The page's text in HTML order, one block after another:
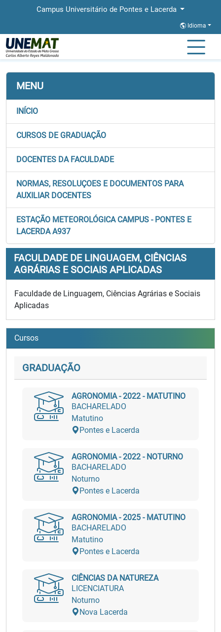
Campus Universitário de Pontes e Lacerda
Idioma
Página Inicial
MENU
INÍCIO
CURSOS DE GRADUAÇÃO
DOCENTES DA FACULDADE
NORMAS, RESOLUÇOES E DOCUMENTOS PARA
AUXILIAR DOCENTES
ESTAÇÃO METEOROLÓGICA CAMPUS - PONTES E
LACERDA A937
FACULDADE DE LINGUAGEM, CIÊNCIAS
AGRÁRIAS E SOCIAIS APLICADAS
Faculdade de Linguagem, Ciências Agrárias e Sociais
Aplicadas
Cursos
GRADUAÇÃO
AGRONOMIA - 2022 - MATUTINO
BACHARELADO
Matutino
Pontes e Lacerda
AGRONOMIA - 2022 - NOTURNO
BACHARELADO
Noturno
Pontes e Lacerda
AGRONOMIA - 2025 - MATUTINO
BACHARELADO
Matutino
Pontes e Lacerda
CIÊNCIAS DA NATUREZA
LICENCIATURA
Noturno
Nova Lacerda